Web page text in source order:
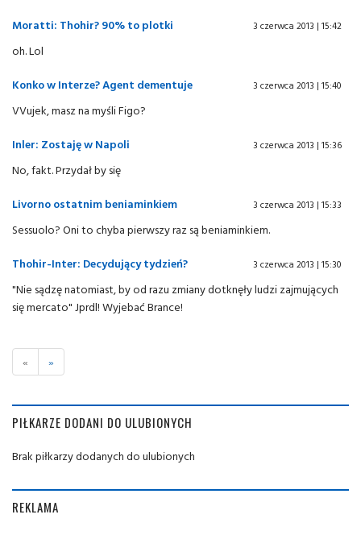
Moratti: Thohir? 90% to plotki
3 czerwca 2013 | 15:42
oh. Lol
Konko w Interze? Agent dementuje
3 czerwca 2013 | 15:40
VVujek, masz na myśli Figo?
Inler: Zostaję w Napoli
3 czerwca 2013 | 15:36
No, fakt. Przydał by się
Livorno ostatnim beniaminkiem
3 czerwca 2013 | 15:33
Sessuolo? Oni to chyba pierwszy raz są beniaminkiem.
Thohir-Inter: Decydujący tydzień?
3 czerwca 2013 | 15:30
"Nie sądzę natomiast, by od razu zmiany dotknęły ludzi zajmujących
się mercato" Jprdl! Wyjebać Brance!
« »
PIŁKARZE DODANI DO ULUBIONYCH
Brak piłkarzy dodanych do ulubionych
REKLAMA